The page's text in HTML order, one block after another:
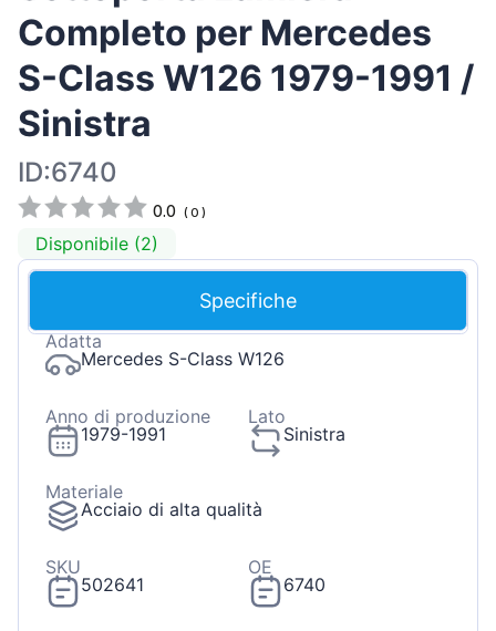
Completo per Mercedes
S-Class W126 1979-1991 /
Sinistra
ID:6740
0.0 (0 )
Disponibile (2)
Specifiche
Adatta
Mercedes S-Class W126
Anno di produzione
1979-1991
Lato
Sinistra
Materiale
Acciaio di alta qualità
SKU
502641
OE
6740